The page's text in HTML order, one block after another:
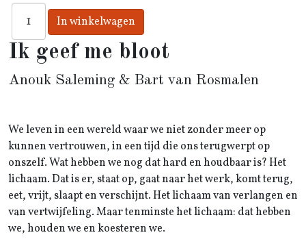
Ik geef me bloot
Anouk Saleming & Bart van Rosmalen
We leven in een wereld waar we niet zonder meer op
kunnen vertrouwen, in een tijd die ons terugwerpt op
onszelf. Wat hebben we nog dat hard en houdbaar is? Het
lichaam. Dat is er, staat op, gaat naar het werk, komt terug,
eet, vrijt, slaapt en verschijnt. Het lichaam van verlangen en
van vertwijfeling. Maar tenminste het lichaam: dat hebben
we, houden we en koesteren we.